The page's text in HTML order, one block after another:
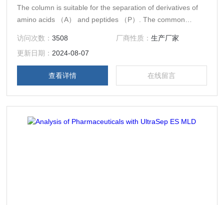
The column is suitable for the separation of derivatives of
amino acids （A） and peptides （P）. The common
samples are not often analyzed, esp. DABSY
访问次数：3508 厂商性质： 生产厂家
更新日期： 2024-08-07
查看详情 在线留言